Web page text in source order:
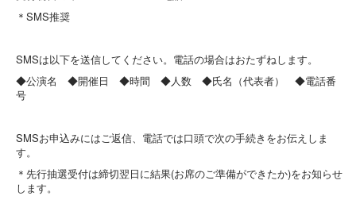
＊SMS推奨
SMSは以下を送信してください。電話の場合はおたずねします。
◆公演名 ◆開催日 ◆時間 ◆人数 ◆氏名（代表者） ◆電話番
号
SMSお申込みにはご返信、電話では口頭で次の手続きをお伝えしま
す。
＊先行抽選受付は締切翌日に結果(お席のご準備ができたか)をお知らせ
します。